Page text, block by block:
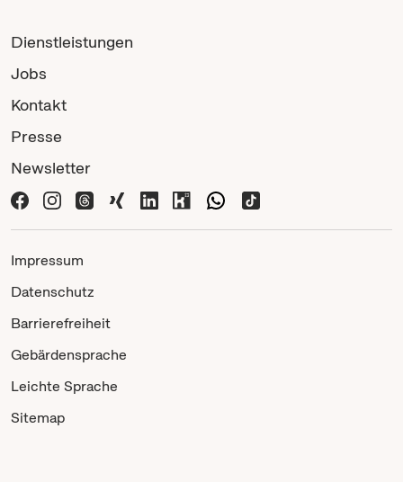
Dienstleistungen
Jobs
Kontakt
Presse
Newsletter
Impressum
Datenschutz
Barrierefreiheit
Gebärdensprache
Leichte Sprache
Sitemap